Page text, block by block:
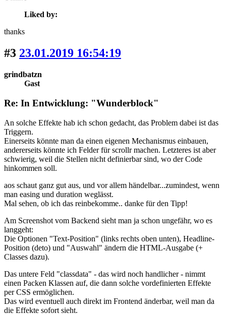
Liked by:
thanks
#3 23.01.2019 16:54:19
grindbatzn
Gast
Re: In Entwicklung: "Wunderblock"
An solche Effekte hab ich schon gedacht, das Problem dabei ist das
Triggern.
Einerseits könnte man da einen eigenen Mechanismus einbauen,
andererseits könnte ich Felder für scrollr machen. Letzteres ist aber
schwierig, weil die Stellen nicht definierbar sind, wo der Code
hinkommen soll.
aos schaut ganz gut aus, und vor allem händelbar...zumindest, wenn
man easing und duration weglässt.
Mal sehen, ob ich das reinbekomme.. danke für den Tipp!
Am Screenshot vom Backend sieht man ja schon ungefähr, wo es
langgeht:
Die Optionen "Text-Position" (links rechts oben unten), Headline-
Position (deto) und "Auswahl" ändern die HTML-Ausgabe (+
Classes dazu).
Das untere Feld "classdata" - das wird noch handlicher - nimmt
einen Packen Klassen auf, die dann solche vordefinierten Effekte
per CSS ermöglichen.
Das wird eventuell auch direkt im Frontend änderbar, weil man da
die Effekte sofort sieht.